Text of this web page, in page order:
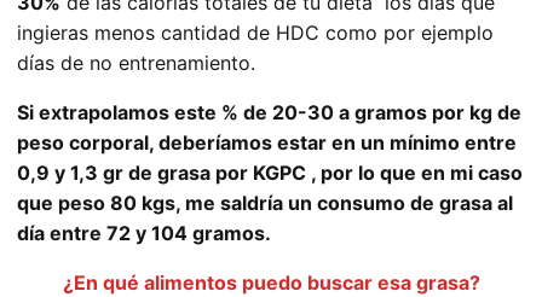
ingieras menos cantidad de HDC como por ejemplo
días de no entrenamiento.
Si extrapolamos este % de 20-30 a gramos por kg de
peso corporal, deberíamos estar en un mínimo entre
0,9 y 1,3 gr de grasa por KGPC , por lo que en mi caso
que peso 80 kgs, me saldría un consumo de grasa al
día entre 72 y 104 gramos.
¿En qué alimentos puedo buscar esa grasa?